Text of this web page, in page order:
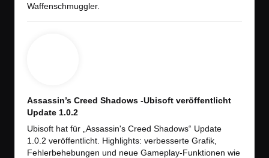
Waffenschmuggler.
Assassin’s Creed Shadows -Ubisoft veröffentlicht
Update 1.0.2
Ubisoft hat für „Assassin's Creed Shadows“ Update
1.0.2 veröffentlicht. Highlights: verbesserte Grafik,
Fehlerbehebungen und neue Gameplay-Funktionen wie